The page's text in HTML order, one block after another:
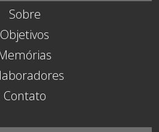
Sobre
Objetivos
Contato